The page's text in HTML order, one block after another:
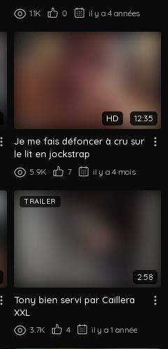
1.1K 0 il y a 4 années
HD 12:35
Je me fais défoncer à cru sur
le lit en jockstrap
5.9K 7 il y a 4 mois
TRAILER
2:58
Tony bien servi par Caillera
XXL
3.7K 4 il y a 1 année